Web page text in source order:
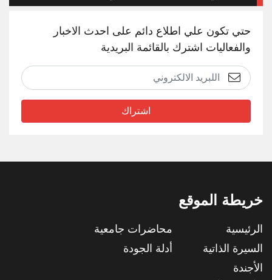
حتي تكون علي اطلاع دائم على احدث الاخبار
والفعاليات اشترك بالقائمة البريدية
اشتراك
خريطة الموقع
الرئيسية
السيرة الذاتية
الأجندة
محاضرات جامعية
أدلة الجودة